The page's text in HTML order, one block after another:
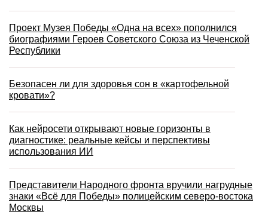
Проект Музея Победы «Одна на всех» пополнился
биографиями Героев Советского Союза из Чеченской
Республики
Безопасен ли для здоровья сон в «картофельной
кровати»?
Как нейросети открывают новые горизонты в
диагностике: реальные кейсы и перспективы
использования ИИ
Представители Народного фронта вручили нагрудные
знаки «Всё для Победы» полицейским северо-востока
Москвы